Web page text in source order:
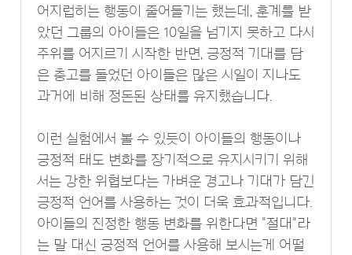
어지럽히는 행동이 줄어들기는 했는데, 훈계를 받
았던 그룹의 아이들은 10일을 넘기지 못하고 다시
주위를 어지르기 시작한 반면, 긍정적 기대를 담
은 충고를 들었던 아이들은 많은 시일이 지나도
과거에 비해 정돈된 상태를 유지했습니다.
이런 실험에서 볼 수 있듯이 아이들의 행동이나
긍정적 태도 변화를 장기적으로 유지시키기 위해
서는 강한 위협보다는 가벼운 경고나 기대가 담긴
긍정적 언어를 사용하는 것이 더욱 효과적입니다.
아이들의 진정한 행동 변화를 위한다면 "절대"라
는 말 대신 긍정적 언어를 사용해 보시는게 어떨